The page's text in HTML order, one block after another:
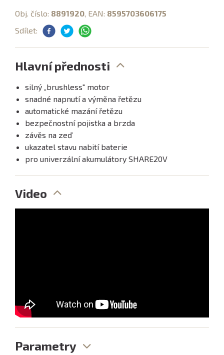
Obj. číslo: 8891920, EAN: 8595703606175
Sdílet:
Hlavní přednosti
silný „brushless" motor
snadné napnutí a výměna řetězu
automatické mazání řetězu
bezpečnostní pojistka a brzda
závěs na zeď
ukazatel stavu nabití baterie
pro univerzální akumulátory SHARE20V
Video
Parametry